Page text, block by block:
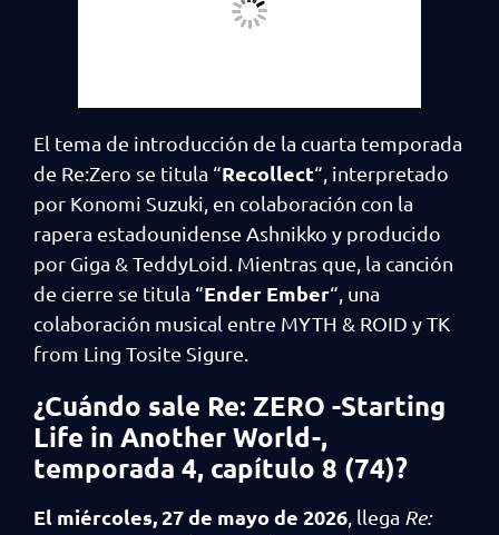
El tema de introducción de la cuarta temporada
de Re:Zero se titula “Recollect“, interpretado
por Konomi Suzuki, en colaboración con la
rapera estadounidense Ashnikko y producido
por Giga & TeddyLoid. Mientras que, la canción
de cierre se titula “Ender Ember“, una
colaboración musical entre MYTH & ROID y TK
from Ling Tosite Sigure.
¿Cuándo sale Re: ZERO -Starting
Life in Another World-,
temporada 4, capítulo 8 (74)?
El miércoles, 27 de mayo de 2026 , llega Re: